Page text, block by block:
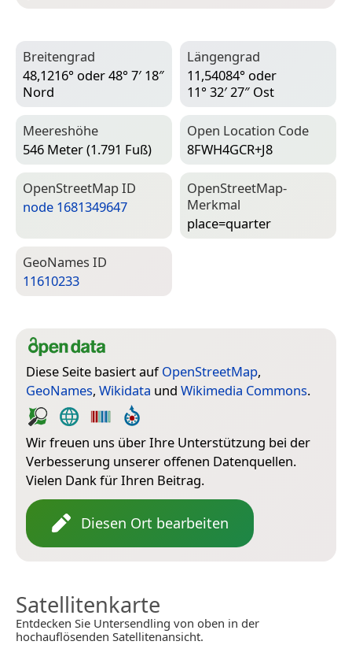
Breitengrad
48,1216° oder 48° 7′ 18″
Nord
Längengrad
11,54084° oder
11° 32′ 27″ Ost
Meereshöhe
546 Meter (1.791 Fuß)
Open Location Code
8FWH4GCR+J8
Open­Street­Map ID
node 1681349647
Open­Street­Map-
Merkmal
place=­quarter
Geo­Names ID
11610233
Diese Seite basiert aufOpenStreetMap,
GeoNames, Wikidata und Wikimedia Commons.
Wir freuen uns über Ihre Unterstützung bei der
Verbesserung unserer offenen Datenquellen.
Vielen Dank für Ihren Beitrag.
Diesen Ort bearbeiten
Satellitenkarte
Entdecken Sie Untersendling von oben in der
hochauflösenden Satellitenansicht.